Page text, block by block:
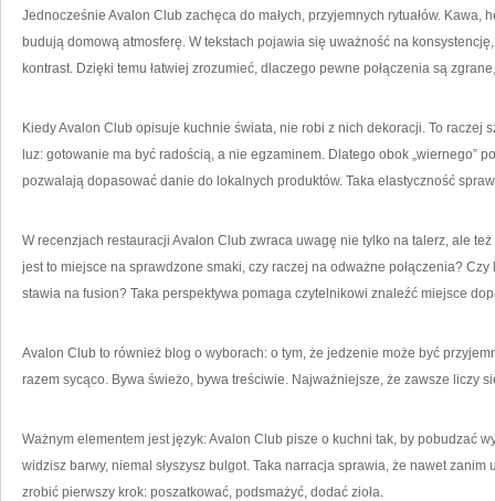
Jednocześnie Avalon Club zachęca do małych, przyjemnych rytuałów. Kawa,
budują domową atmosferę. W tekstach pojawia się uważność na
kontrast. Dzięki temu łatwiej zrozumieć, dlaczego pewne połączenia są
Kiedy Avalon Club opisuje kuchnie świata, nie robi z nich dekoracji. To raczej
luz: gotowanie ma być radością, a nie egzaminem. Dlatego obok „wiernego”
pozwalają dopasować danie do lokalnych produktów. Taka elastyczność
W recenzjach restauracji Avalon Club zwraca uwagę nie tylko na talerz, ale
jest to miejsce na sprawdzone smaki, czy raczej na odważne połączenia?
stawia na fusion? Taka perspektywa pomaga czytelnikowi znaleźć miejsce
Avalon Club to również blog o wyborach: o tym, że jedzenie może być
razem sycąco. Bywa świeżo, bywa treściwie. Najważniejsze, że zawsze liczy
Ważnym elementem jest język: Avalon Club pisze o kuchni tak, by pobudzać
widzisz barwy, niemal słyszysz bulgot. Taka narracja sprawia, że nawet
zrobić pierwszy krok: poszatkować, podsmażyć, dodać zioła.